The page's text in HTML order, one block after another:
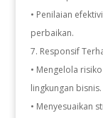
• Penilaian
perbaikan.
7. Responsif
• Mengelola
lingkungan bisnis.
• Menyesuaikan